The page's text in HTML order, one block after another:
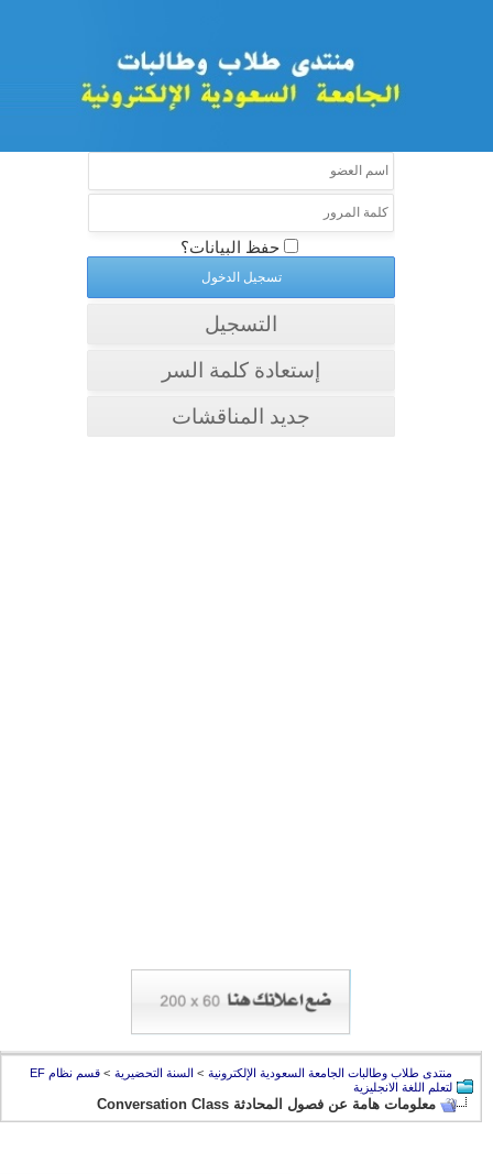
حفظ البيانات؟
التسجيل
إستعادة كلمة السر
جديد المناقشات
منتدى طلاب وطالبات الجامعة السعودية الإلكترونية > السنة التحضيرية >
قسم نظام EF
لتعلم اللغة الانجليزية
معلومات هامة عن فصول المحادثة Conversation Class